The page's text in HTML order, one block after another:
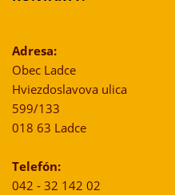
Adresa:
Obec Ladce
Hviezdoslavova ulica
599/133
018 63 Ladce
Telefón:
042 - 32 142 02